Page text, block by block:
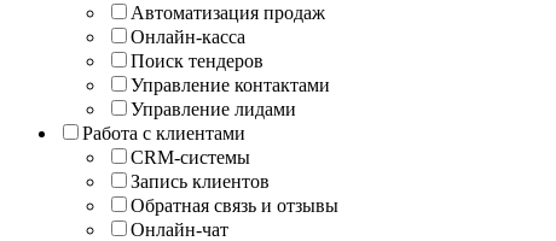
Автоматизация продаж
Онлайн-касса
Поиск тендеров
Управление контактами
Управление лидами
Работа с клиентами
CRM-системы
Запись клиентов
Обратная связь и отзывы
Онлайн-чат